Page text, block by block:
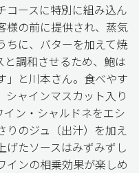
コースに特別に組み込ん
様の前に提供され、蒸気
ちに、バターを加えて焼
と調和させるため、鮑は
」と川本さん。食べやす
シャインマスカット入り
ン・シャルドネをエシ
のジュ（出汁）を加え
げたソースはみずみずし
インの相乗効果が楽しめ